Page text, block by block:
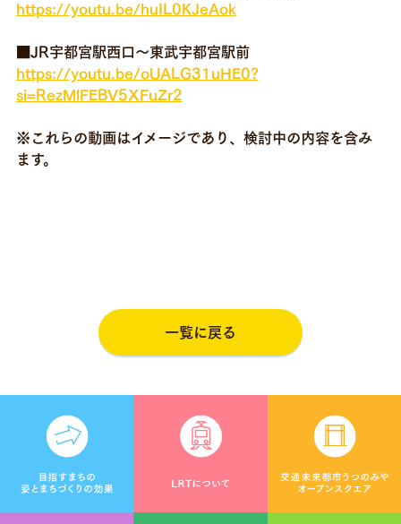
https://youtu.be/huIL0KJeAok
■JR宇都宮駅西口～東武宇都宮駅前
https://youtu.be/oUALG31uHE0?
si=RezMlFEBV5XFuZr2
※これらの動画はイメージであり、検討中の内容を含み
ます。
一覧に戻る